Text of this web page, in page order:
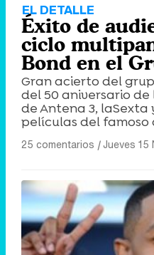
EL DETALLE
Éxito de
ciclo
Bond en el
Gran acierto del
del 50 aniversario
de Antena 3, laSexta
películas del
25 comentarios |Jueves 15